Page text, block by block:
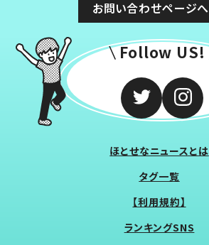
お問い合わせページへ
Follow US!
ほとせなニュースとは
タグ一覧
【利用規約】
ランキングSNS